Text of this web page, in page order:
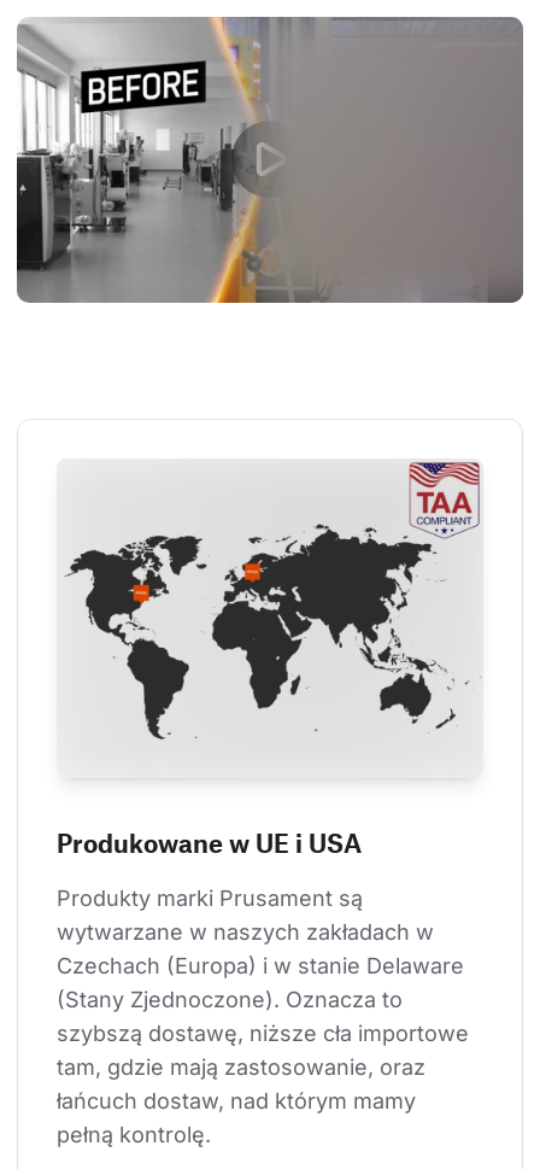
Produkowane w UE i USA
Produkty marki Prusament są
wytwarzane w naszych zakładach w
Czechach (Europa) i w stanie Delaware
(Stany Zjednoczone). Oznacza to
szybszą dostawę, niższe cła importowe
tam, gdzie mają zastosowanie, oraz
łańcuch dostaw, nad którym mamy
pełną kontrolę.